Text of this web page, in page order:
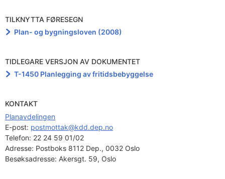
TILKNYTTA FØRESEGN
Plan- og bygningsloven (2008)
TIDLEGARE VERSJON AV DOKUMENTET
T-1450 Planlegging av fritidsbebyggelse
KONTAKT
Planavdelingen
E-post: postmottak@kdd.dep.no
Telefon: 22 24 59 01/02
Adresse: Postboks 8112 Dep., 0032 Oslo
Besøksadresse: Akersgt. 59, Oslo